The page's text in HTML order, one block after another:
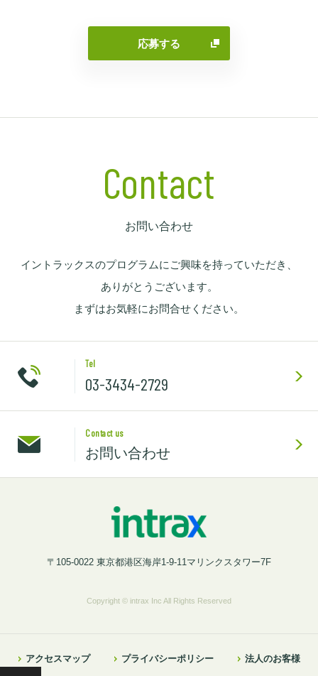
応募する
Contact
お問い合わせ
イントラックスのプログラムにご興味を持っていただき、
ありがとうございます。
まずはお気軽にお問合せください。
Tel
03-3434-2729
Contact us
お問い合わせ
〒105-0022 東京都港区海岸1-9-11マリンクスタワー7F
Copyright © intrax Inc All Rights Reserved
アクセスマップ プライバシーポリシー 法人のお客様